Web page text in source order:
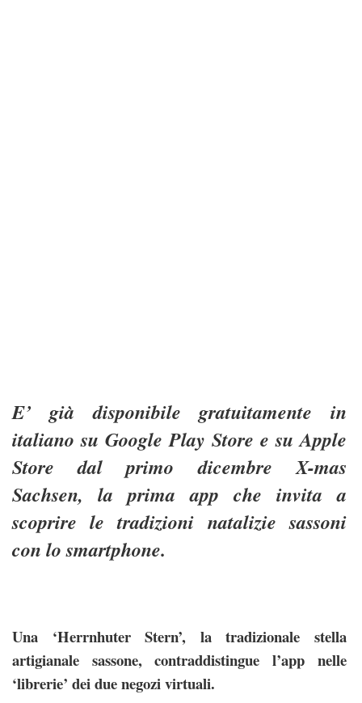
E’ già disponibile gratuitamente in
italiano su Google Play Store e su Apple
Store dal primo dicembre X-mas
Sachsen, la prima app che invita a
scoprire le tradizioni natalizie sassoni
con lo smartphone.
Una ‘Herrnhuter Stern’, la tradizionale stella
artigianale sassone, contraddistingue l’app nelle
‘librerie’ dei due negozi virtuali.